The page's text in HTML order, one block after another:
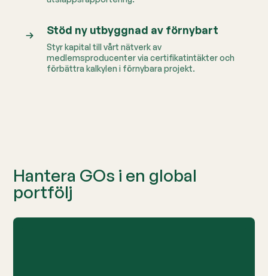
Stöd ny utbyggnad av förnybart
Styr kapital till vårt nätverk av
medlemsproducenter via certifikatintäkter och
förbättra kalkylen i förnybara projekt.
Hantera GOs i en global
portfölj